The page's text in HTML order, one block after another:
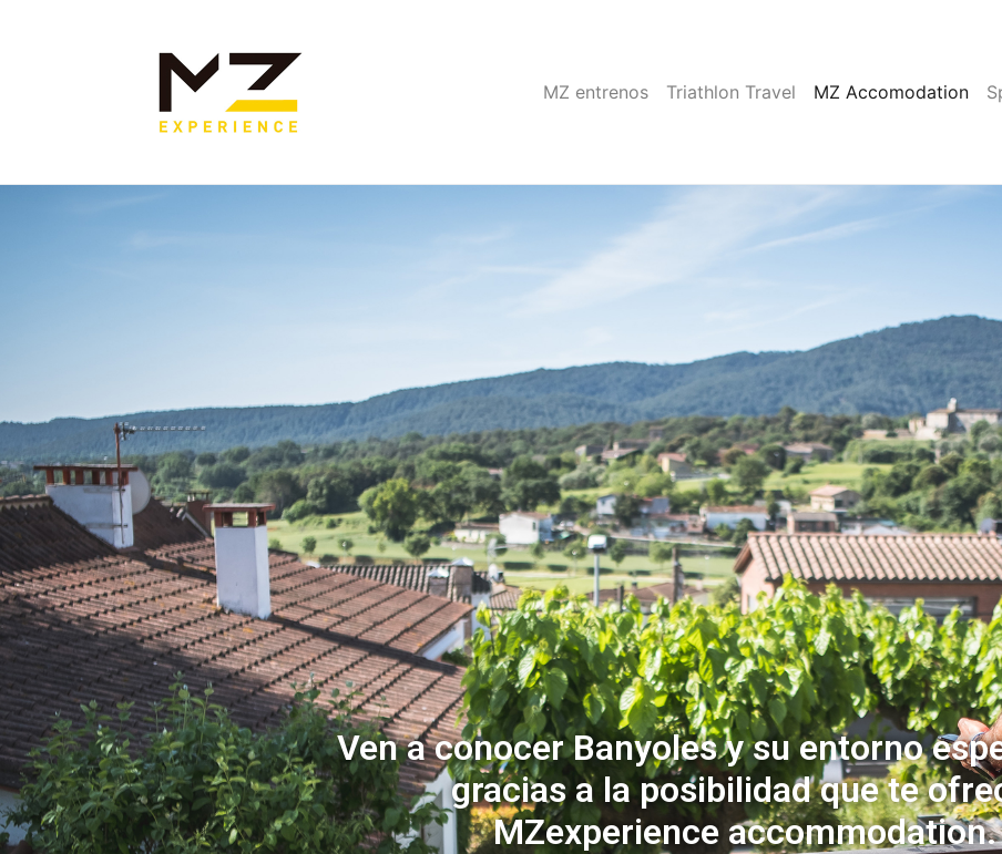
MZ entrenos Triathlon Travel MZ Accomodation
Ven a conocer Banyoles y su entorno
gracias a la posibilidad que te
MZexperience accommodation.